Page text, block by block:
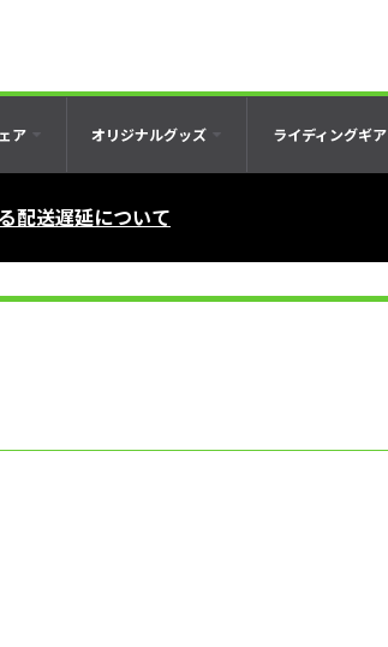
ア オリジナルグッズ ライディングギア
配送遅延について